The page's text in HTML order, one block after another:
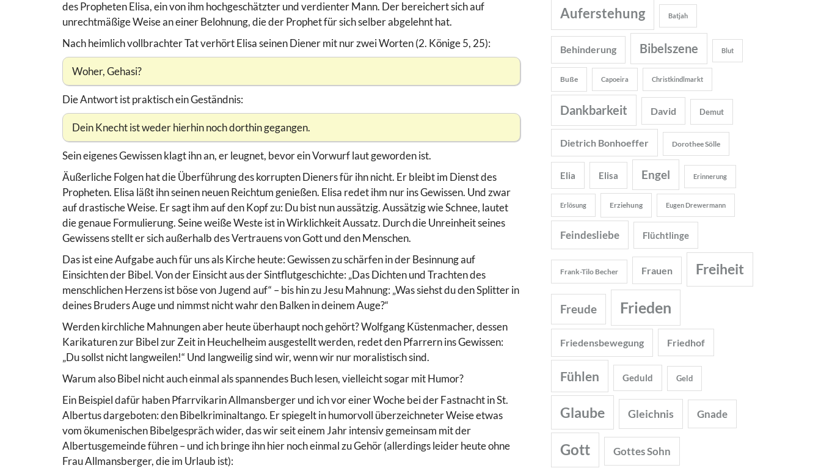
des Propheten Elisa, ein von ihm hochgeschätzter und verdienter Mann. Der bereichert sich auf
unrechtmäßige Weise an einer Belohnung, die der Prophet für sich selber abgelehnt hat.
Nach heimlich vollbrachter Tat verhört Elisa seinen Diener mit nur zwei Worten (2. Könige 5, 25):
Woher, Gehasi?
Die Antwort ist praktisch ein Geständnis:
Dein Knecht ist weder hierhin noch dorthin gegangen.
Sein eigenes Gewissen klagt ihn an, er leugnet, bevor ein Vorwurf laut geworden ist.
Äußerliche Folgen hat die Überführung des korrupten Dieners für ihn nicht. Er bleibt im Dienst des
Propheten. Elisa läßt ihn seinen neuen Reichtum genießen. Elisa redet ihm nur ins Gewissen. Und zwar
auf drastische Weise. Er sagt ihm auf den Kopf zu: Du bist nun aussätzig. Aussätzig wie Schnee, lautet
die genaue Formulierung. Seine weiße Weste ist in Wirklichkeit Aussatz. Durch die Unreinheit seines
Gewissens stellt er sich außerhalb des Vertrauens von Gott und den Menschen.
Das ist eine Aufgabe auch für uns als Kirche heute: Gewissen zu schärfen in der Besinnung auf
Einsichten der Bibel. Von der Einsicht aus der Sintflutgeschichte: „Das Dichten und Trachten des
menschlichen Herzens ist böse von Jugend auf“ – bis hin zu Jesu Mahnung: „Was siehst du den Splitter in
deines Bruders Auge und nimmst nicht wahr den Balken in deinem Auge?“
Werden kirchliche Mahnungen aber heute überhaupt noch gehört? Wolfgang Küstenmacher, dessen
Karikaturen zur Bibel zur Zeit in Heuchelheim ausgestellt werden, redet den Pfarrern ins Gewissen:
„Du sollst nicht langweilen!“ Und langweilig sind wir, wenn wir nur moralistisch sind.
Warum also Bibel nicht auch einmal als spannendes Buch lesen, vielleicht sogar mit Humor?
Ein Beispiel dafür haben Pfarrvikarin Allmansberger und ich vor einer Woche bei der Fastnacht in St.
Albertus dargeboten: den Bibelkriminaltango. Er spiegelt in humorvoll überzeichneter Weise etwas
vom ökumenischen Bibelgespräch wider, das wir seit einem Jahr intensiv gemeinsam mit der
Albertusgemeinde führen – und ich bringe ihn hier noch einmal zu Gehör (allerdings leider heute ohne
Frau Allmansberger, die im Urlaub ist):
Auferstehung Batjah
Behinderung Bibelszene Blut
Buße Capoeira Christkindlmarkt
Dankbarkeit David Demut
Dietrich Bonhoeffer Dorothee Sölle
Elia Elisa Engel Erinnerung
Erlösung Erziehung Eugen Drewermann
Feindesliebe Flüchtlinge
Frank-Tilo Becher Frauen Freiheit
Freude Frieden
Friedensbewegung Friedhof
Fühlen Geduld Geld
Glaube Gleichnis Gnade
Gott Gottes Sohn